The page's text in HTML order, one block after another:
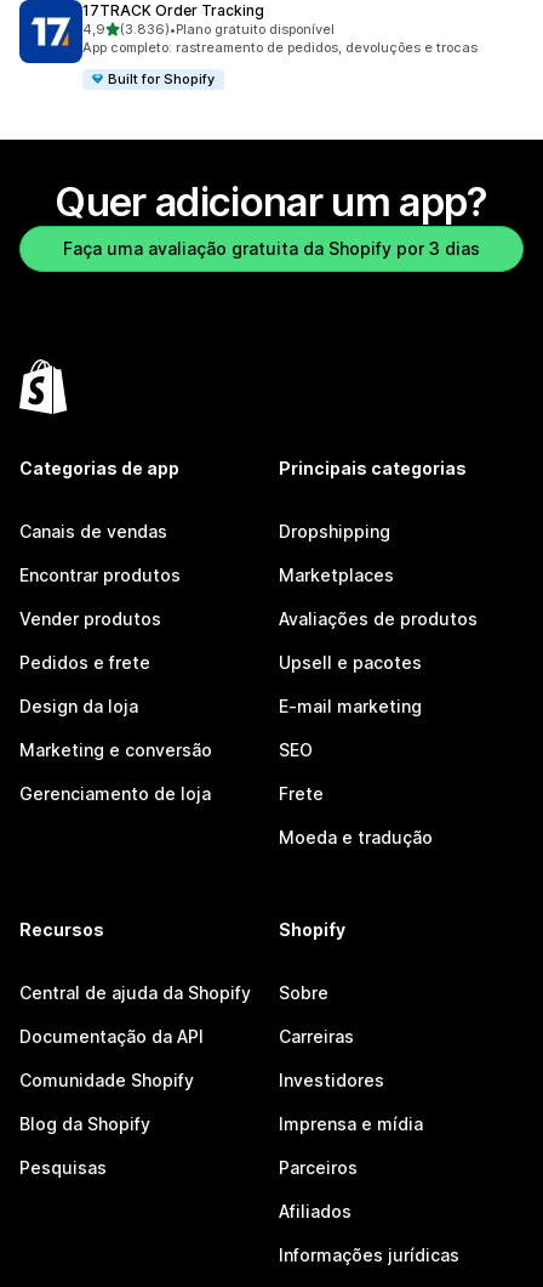
17TRACK Order Tracking
4,9de 5 estrelas
(3.836)
3836 avaliações ao todo
•Plano gratuito disponível
App completo: rastreamento de pedidos, devoluções e trocas
Built for Shopify
Quer adicionar um app?
Faça uma avaliação gratuita da Shopify por 3 dias
Categorias de app
Canais de vendas
Encontrar produtos
Vender produtos
Pedidos e frete
Design da loja
Marketing e conversão
Gerenciamento de loja
Principais categorias
Dropshipping
Marketplaces
Avaliações de produtos
Upsell e pacotes
E-mail marketing
SEO
Frete
Moeda e tradução
Recursos
Central de ajuda da Shopify
Documentação da API
Comunidade Shopify
Blog da Shopify
Pesquisas
Shopify
Sobre
Carreiras
Investidores
Imprensa e mídia
Parceiros
Afiliados
Informações jurídicas